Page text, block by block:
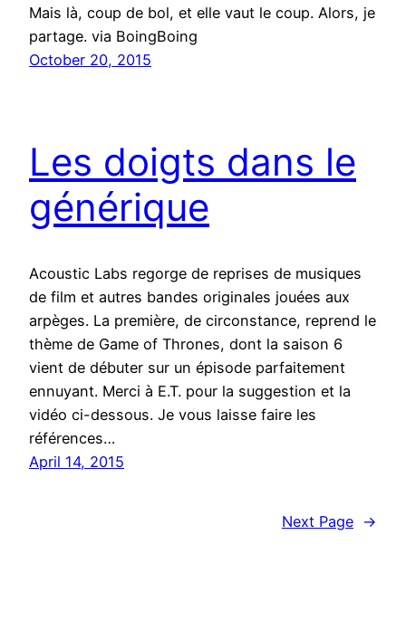
Mais là, coup de bol, et elle vaut le coup. Alors, je
partage. via BoingBoing
October 20, 2015
Les doigts dans le
générique
Acoustic Labs regorge de reprises de musiques
de film et autres bandes originales jouées aux
arpèges. La première, de circonstance, reprend le
thème de Game of Thrones, dont la saison 6
vient de débuter sur un épisode parfaitement
ennuyant. Merci à E.T. pour la suggestion et la
vidéo ci-dessous. Je vous laisse faire les
références…
April 14, 2015
Next Page →